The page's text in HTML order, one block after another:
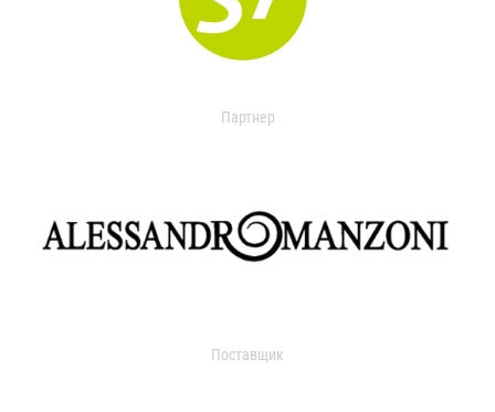
Партнер
Поставщик